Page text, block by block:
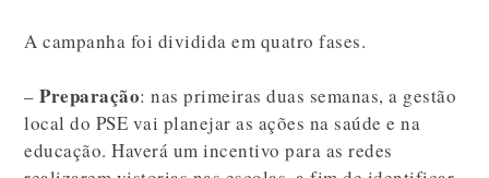
A campanha foi dividida em quatro fases.
–Preparação: nas primeiras duas semanas, a gestão
local do PSE vai planejar as ações na saúde e na
educação. Haverá um incentivo para as redes